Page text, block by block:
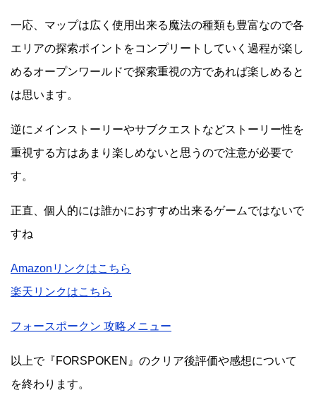
一応、マップは広く使用出来る魔法の種類も豊富なので各
エリアの探索ポイントをコンプリートしていく過程が楽し
めるオープンワールドで探索重視の方であれば楽しめると
は思います。
逆にメインストーリーやサブクエストなどストーリー性を
重視する方はあまり楽しめないと思うので注意が必要で
す。
正直、個人的には誰かにおすすめ出来るゲームではないで
すね
Amazonリンクはこちら
楽天リンクはこちら
フォースポークン 攻略メニュー
以上で『FORSPOKEN』のクリア後評価や感想について
を終わります。